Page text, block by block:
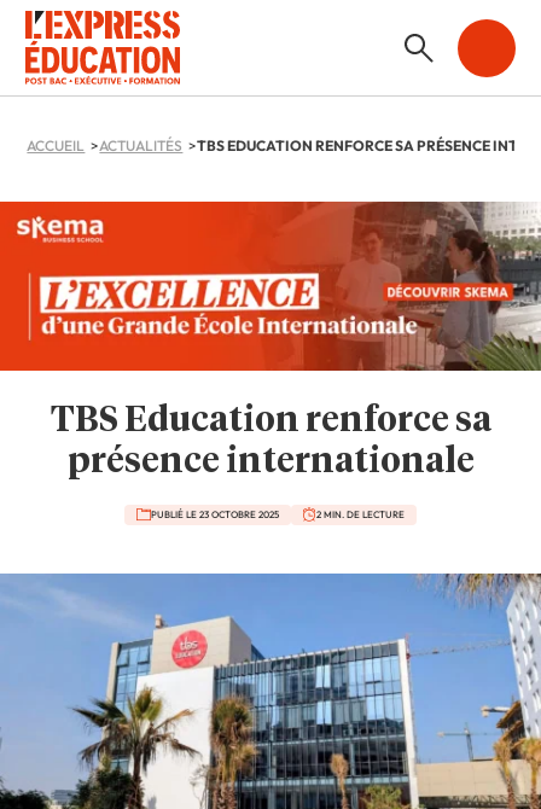
ACCUEIL ACTUALITÉS
TBS Education renforce sa
présence internationale
PUBLIÉ LE 23 OCTOBRE 2025 2 MIN. DE LECTURE